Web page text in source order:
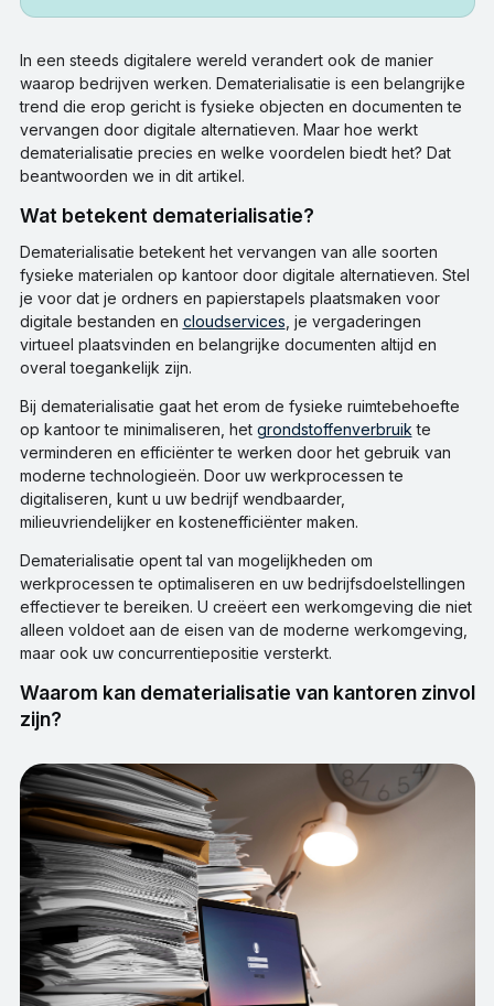
In een steeds digitalere wereld verandert ook de manier
waarop bedrijven werken. Dematerialisatie is een belangrijke
trend die erop gericht is fysieke objecten en documenten te
vervangen door digitale alternatieven. Maar hoe werkt
dematerialisatie precies en welke voordelen biedt het? Dat
beantwoorden we in dit artikel.
Wat betekent dematerialisatie?
Dematerialisatie betekent het vervangen van alle soorten
fysieke materialen op kantoor door digitale alternatieven. Stel
je voor dat je ordners en papierstapels plaatsmaken voor
digitale bestanden en cloudservices , je vergaderingen
virtueel plaatsvinden en belangrijke documenten altijd en
overal toegankelijk zijn.
Bij dematerialisatie gaat het erom de fysieke ruimtebehoefte
op kantoor te minimaliseren, het grondstoffenverbruik te
verminderen en efficiënter te werken door het gebruik van
moderne technologieën. Door uw werkprocessen te
digitaliseren, kunt u uw bedrijf wendbaarder,
milieuvriendelijker en kostenefficiënter maken.
Dematerialisatie opent tal van mogelijkheden om
werkprocessen te optimaliseren en uw bedrijfsdoelstellingen
effectiever te bereiken. U creëert een werkomgeving die niet
alleen voldoet aan de eisen van de moderne werkomgeving,
maar ook uw concurrentiepositie versterkt.
Waarom kan dematerialisatie van kantoren zinvol
zijn?